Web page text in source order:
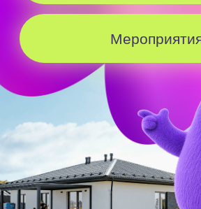
Бесплатный
трансфер всубботуи
воскресенье